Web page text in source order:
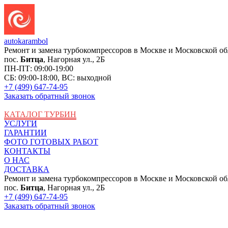
autokarambol
Ремонт и замена турбокомпрессоров в Москве и Московской
пос. Битца, Нагорная ул., 2Б
ПН-ПТ: 09:00-19:00
СБ: 09:00-18:00, ВС: выходной
+7 (499) 647-74-95
Заказать обратный звонок
КАТАЛОГ ТУРБИН
УСЛУГИ
ГАРАНТИИ
ФОТО ГОТОВЫХ РАБОТ
КОНТАКТЫ
О НАС
ДОСТАВКА
Ремонт и замена турбокомпрессоров в Москве и Московской
пос. Битца, Нагорная ул., 2Б
+7 (499) 647-74-95
Заказать обратный звонок